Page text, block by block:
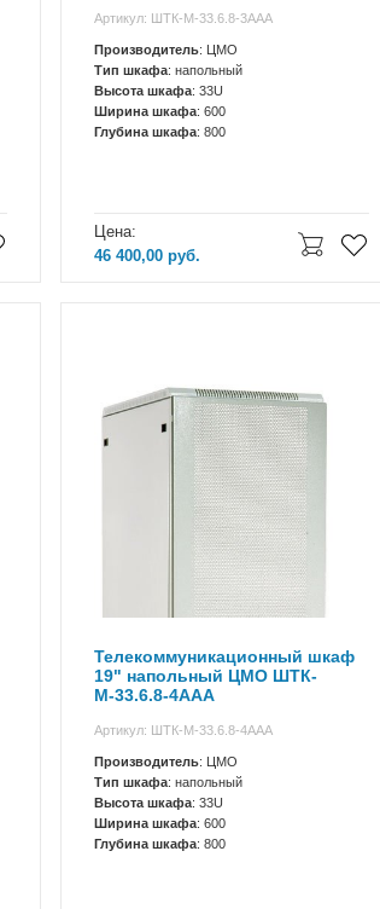
Артикул: ШТК-М-33.6.8-3ААА
Производитель: ЦМО
Тип шкафа: напольный
Высота шкафа: 33U
Ширина шкафа: 600
Глубина шкафа: 800
Цена:
46 400,00руб.
Телекоммуникационный шкаф
19" напольный ЦМО ШТК-
М-33.6.8-4ААА
Артикул: ШТК-М-33.6.8-4ААА
Производитель: ЦМО
Тип шкафа: напольный
Высота шкафа: 33U
Ширина шкафа: 600
Глубина шкафа: 800